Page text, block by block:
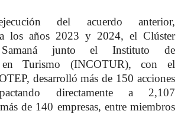
del acuerdo anterior,
a los años 2023 y 2024, el Clúster
junto el Instituto de
en Turismo (INCOTUR), con el
desarrolló más de 150 acciones
directamente a 2,107
de 140 empresas, entre miembros